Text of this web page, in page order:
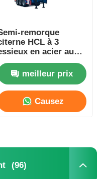
remorque
HCL à 3
en acier au
carbone avec
en
pour le
transport de liquides
meilleur prix
Causez
(96)